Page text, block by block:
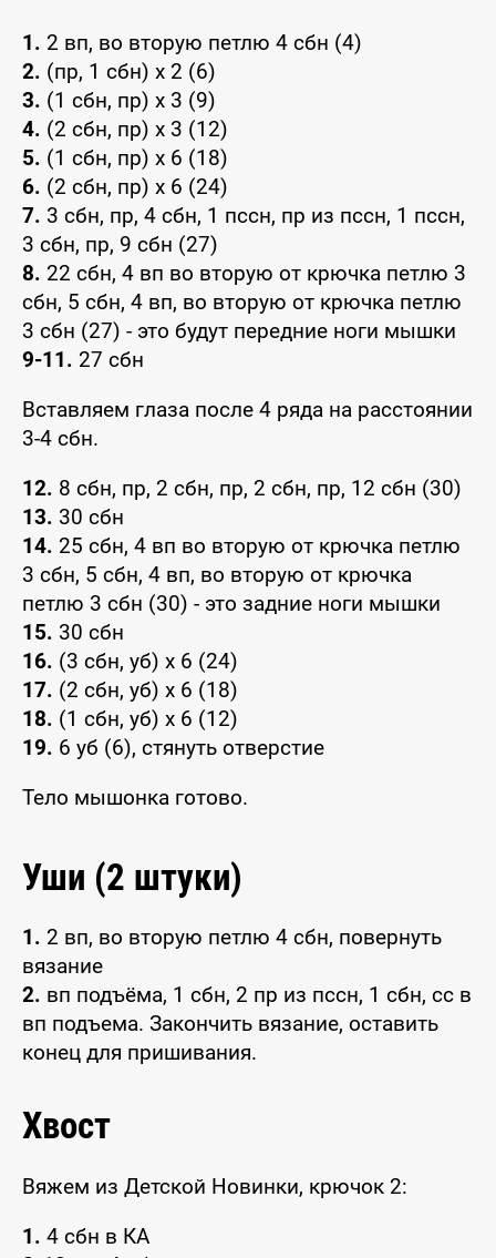
1. 2 вп, во вторую петлю 4 сбн (4)
2. (пр, 1 сбн) x 2 (6)
3. (1 сбн, пр) x 3 (9)
4. (2 сбн, пр) x 3 (12)
5. (1 сбн, пр) x 6 (18)
6. (2 сбн, пр) x 6 (24)
7. 3 сбн, пр, 4 сбн, 1 пссн, пр из пссн, 1 пссн,
3 сбн, пр, 9 сбн (27)
8. 22 сбн, 4 вп во вторую от крючка петлю 3
сбн, 5 сбн, 4 вп, во вторую от крючка петлю
3 сбн (27) - это будут передние ноги мышки
9-11. 27 сбн
Вставляем глаза после 4 ряда на расстоянии
3-4 сбн.
12. 8 сбн, пр, 2 сбн, пр, 2 сбн, пр, 12 сбн (30)
13. 30 сбн
14. 25 сбн, 4 вп во вторую от крючка петлю
3 сбн, 5 сбн, 4 вп, во вторую от крючка
петлю 3 сбн (30) - это задние ноги мышки
15. 30 сбн
16. (3 сбн, уб) x 6 (24)
17. (2 сбн, уб) x 6 (18)
18. (1 сбн, уб) x 6 (12)
19. 6 уб (6), стянуть отверстие
Тело мышонка готово.
Уши (2 штуки)
1. 2 вп, во вторую петлю 4 сбн, повернуть
вязание
2. вп подъёма, 1 сбн, 2 пр из пссн, 1 сбн, сс в
вп подъема. Закончить вязание, оставить
конец для пришивания.
Хвост
Вяжем из Детской Новинки, крючок 2:
1. 4 сбн в КА